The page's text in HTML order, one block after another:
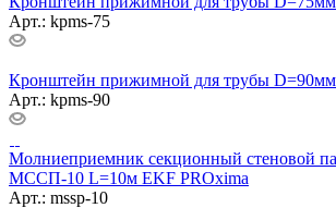
Арт.: kpms-75
Кронштейн прижимной для трубы
Арт.: kpms-90
Молниеприемник секционный стеновой
МССП-10 L=10м EKF PROxima
Арт.: mssp-10